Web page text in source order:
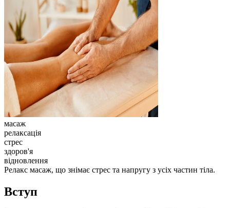
масаж
релаксація
стрес
здоров'я
відновлення
Релакс масаж, що знімає стрес та напругу з усіх частин тіла.
Вступ